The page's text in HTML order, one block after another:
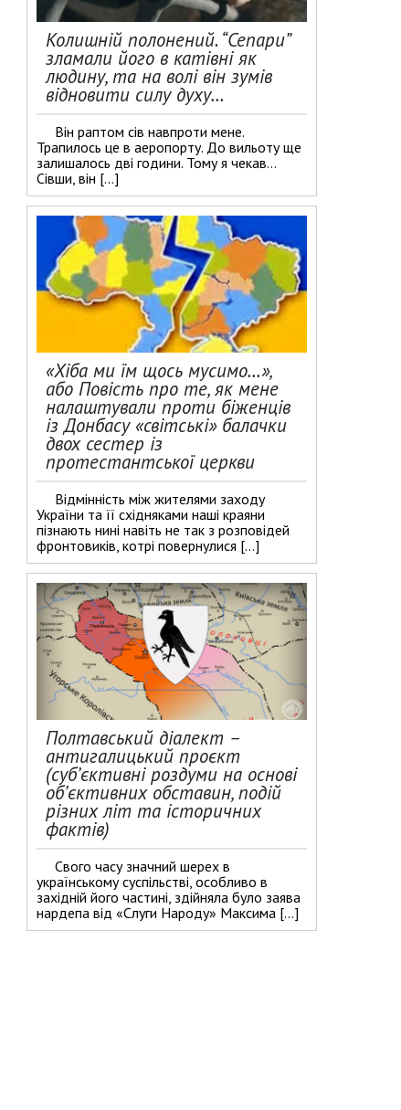
Колишній полонений. “Сепари”
зламали його в катівні як
людину, та на волі він зумів
відновити силу духу…
Він раптом сів навпроти мене.
Трапилось це в аеропорту. До вильоту ще
залишалось дві години. Тому я чекав…
Сівши, він […]
«Хіба ми їм щось мусимо…»,
або Повість про те, як мене
налаштували проти біженців
із Донбасу «світські» балачки
двох сестер із
протестантської церкви
Відмінність між жителями заходу
України та її східняками наші краяни
пізнають нині навіть не так з розповідей
фронтовиків, котрі повернулися […]
Полтавський діалект –
антигалицький проєкт
(суб’єктивні роздуми на основі
об’єктивних обставин, подій
різних літ та історичних
фактів)
Свого часу значний шерех в
українському суспільстві, особливо в
західній його частині, здійняла було заява
нардепа від «Слуги Народу» Максима […]